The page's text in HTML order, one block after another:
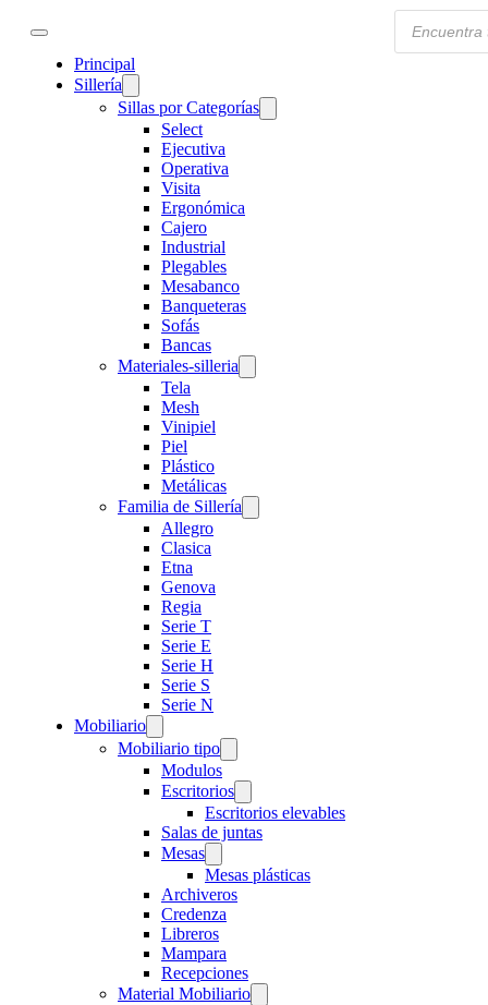
Principal
Sillería
Sillas por Categorías
Select
Ejecutiva
Operativa
Visita
Ergonómica
Cajero
Industrial
Plegables
Mesabanco
Banqueteras
Sofás
Bancas
Materiales-silleria
Tela
Mesh
Vinipiel
Piel
Plástico
Metálicas
Familia de Sillería
Allegro
Clasica
Etna
Genova
Regia
Serie T
Serie E
Serie H
Serie S
Serie N
Mobiliario
Mobiliario tipo
Modulos
Escritorios
Escritorios elevables
Salas de juntas
Mesas
Mesas plásticas
Archiveros
Credenza
Libreros
Mampara
Recepciones
Material Mobiliario
Products
search